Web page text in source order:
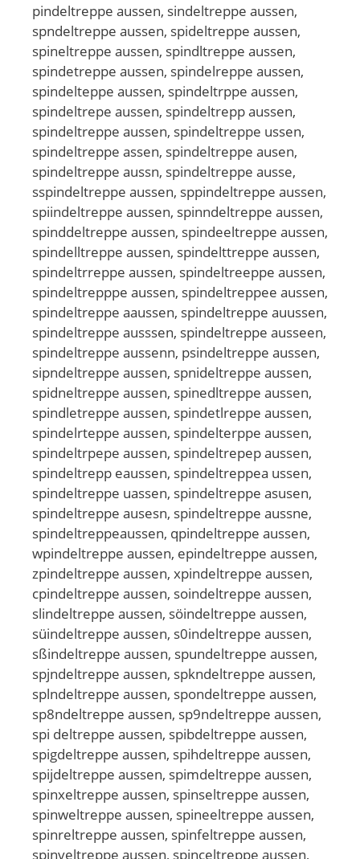
pindeltreppe aussen, sindeltreppe aussen,
spndeltreppe aussen, spideltreppe aussen,
spineltreppe aussen, spindltreppe aussen,
spindetreppe aussen, spindelreppe aussen,
spindelteppe aussen, spindeltrppe aussen,
spindeltrepe aussen, spindeltrepp aussen,
spindeltreppe aussen, spindeltreppe ussen,
spindeltreppe assen, spindeltreppe ausen,
spindeltreppe aussn, spindeltreppe ausse,
sspindeltreppe aussen, sppindeltreppe aussen,
spiindeltreppe aussen, spinndeltreppe aussen,
spinddeltreppe aussen, spindeeltreppe aussen,
spindelltreppe aussen, spindelttreppe aussen,
spindeltrreppe aussen, spindeltreeppe aussen,
spindeltrepppe aussen, spindeltreppee aussen,
spindeltreppe aaussen, spindeltreppe auussen,
spindeltreppe ausssen, spindeltreppe ausseen,
spindeltreppe aussenn, psindeltreppe aussen,
sipndeltreppe aussen, spnideltreppe aussen,
spidneltreppe aussen, spinedltreppe aussen,
spindletreppe aussen, spindetlreppe aussen,
spindelrteppe aussen, spindelterppe aussen,
spindeltrpepe aussen, spindeltrepep aussen,
spindeltrepp eaussen, spindeltreppea ussen,
spindeltreppe uassen, spindeltreppe asusen,
spindeltreppe ausesn, spindeltreppe aussne,
spindeltreppeaussen, qpindeltreppe aussen,
wpindeltreppe aussen, epindeltreppe aussen,
zpindeltreppe aussen, xpindeltreppe aussen,
cpindeltreppe aussen, soindeltreppe aussen,
slindeltreppe aussen, söindeltreppe aussen,
süindeltreppe aussen, s0indeltreppe aussen,
sßindeltreppe aussen, spundeltreppe aussen,
spjndeltreppe aussen, spkndeltreppe aussen,
splndeltreppe aussen, spondeltreppe aussen,
sp8ndeltreppe aussen, sp9ndeltreppe aussen,
spi deltreppe aussen, spibdeltreppe aussen,
spigdeltreppe aussen, spihdeltreppe aussen,
spijdeltreppe aussen, spimdeltreppe aussen,
spinxeltreppe aussen, spinseltreppe aussen,
spinweltreppe aussen, spineeltreppe aussen,
spinreltreppe aussen, spinfeltreppe aussen,
spinveltreppe aussen, spinceltreppe aussen,